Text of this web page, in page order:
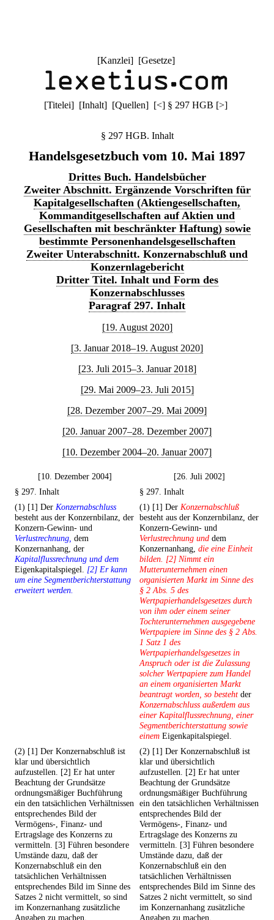
[Kanzlei] [Gesetze]
[Titelei] [Inhalt] [Quellen] [<] § 297 HGB [>]
§ 297 HGB. Inhalt
Handelsgesetzbuch vom 10. Mai 1897
Drittes Buch. Handelsbücher
Zweiter Abschnitt. Ergänzende Vorschriften für
Kapitalgesellschaften (Aktiengesellschaften,
Kommanditgesellschaften auf Aktien und
Gesellschaften mit beschränkter Haftung) sowie
bestimmte Personenhandelsgesellschaften
Zweiter Unterabschnitt. Konzernabschluß und
Konzernlagebericht
Dritter Titel. Inhalt und Form des
Konzernabschlusses
Paragraf 297. Inhalt
[19. August 2020]
[3. Januar 2018–19. August 2020]
[23. Juli 2015–3. Januar 2018]
[29. Mai 2009–23. Juli 2015]
[28. Dezember 2007–29. Mai 2009]
[20. Januar 2007–28. Dezember 2007]
[10. Dezember 2004–20. Januar 2007]
[10. Dezember 2004]
[26. Juli 2002]
§ 297. Inhalt
§ 297. Inhalt
(1) [1] Der Konzernabschluss
besteht aus der Konzernbilanz, der
Konzern-Gewinn- und
Verlustrechnung, dem
Konzernanhang, der
Kapitalflussrechnung und dem
Eigenkapitalspiegel. [2] Er kann
um eine Segmentberichterstattung
erweitert werden.
(1) [1] Der Konzernabschluß
besteht aus der Konzernbilanz, der
Konzern-Gewinn- und
Verlustrechnung und dem
Konzernanhang, die eine Einheit
bilden. [2] Nimmt ein
Mutterunternehmen einen
organisierten Markt im Sinne des
§ 2 Abs. 5 des
Wertpapierhandelsgesetzes durch
von ihm oder einem seiner
Tochterunternehmen ausgegebene
Wertpapiere im Sinne des § 2 Abs.
1 Satz 1 des
Wertpapierhandelsgesetzes in
Anspruch oder ist die Zulassung
solcher Wertpapiere zum Handel
an einem organisierten Markt
beantragt worden, so besteht der
Konzernabschluss außerdem aus
einer Kapitalflussrechnung, einer
Segmentberichterstattung sowie
einem Eigenkapitalspiegel.
(2) [1] Der Konzernabschluß ist
klar und übersichtlich
aufzustellen. [2] Er hat unter
Beachtung der Grundsätze
ordnungsmäßiger Buchführung
ein den tatsächlichen Verhältnissen
entsprechendes Bild der
Vermögens-, Finanz- und
Ertragslage des Konzerns zu
vermitteln. [3] Führen besondere
Umstände dazu, daß der
Konzernabschluß ein den
tatsächlichen Verhältnissen
entsprechendes Bild im Sinne des
Satzes 2 nicht vermittelt, so sind
im Konzernanhang zusätzliche
Angaben zu machen.
(2) [1] Der Konzernabschluß ist
klar und übersichtlich
aufzustellen. [2] Er hat unter
Beachtung der Grundsätze
ordnungsmäßiger Buchführung
ein den tatsächlichen Verhältnissen
entsprechendes Bild der
Vermögens-, Finanz- und
Ertragslage des Konzerns zu
vermitteln. [3] Führen besondere
Umstände dazu, daß der
Konzernabschluß ein den
tatsächlichen Verhältnissen
entsprechendes Bild im Sinne des
Satzes 2 nicht vermittelt, so sind
im Konzernanhang zusätzliche
Angaben zu machen.